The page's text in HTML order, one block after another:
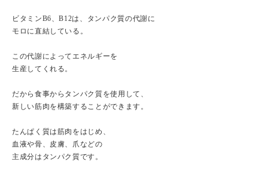
ビタミンB6、B12は、タンパク質の代謝に
モロに直結している。
この代謝によってエネルギーを
生産してくれる。
だから食事からタンパク質を使用して、
新しい筋肉を構築することができます。
たんぱく質は筋肉をはじめ、
血液や骨、皮膚、爪などの
主成分はタンパク質です。